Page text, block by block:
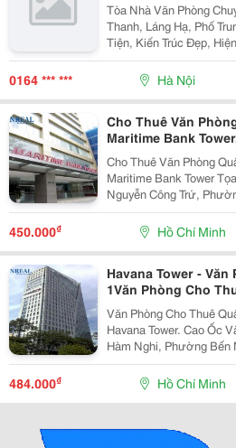
Tòa Nhà Văn Phòng
Thanh, Láng Hạ, Phố
Tiện, Kiến Trúc Đẹp,
Tầng, Trang Thiết Bị
Ngân Hàng Dưới Tầng
0164 *** *** Hà Nội
Cho Thuê Văn
Maritime Bank
Cho Thuê Văn Phòng
Maritime Bank Tower
Nguyễn Công Trứ,
Thành Phố Hồ Chí Minh.
Ốc Văn Phòng Hạng A
Theo Phong C
450.000₫ Hồ Chí Minh
Havana Tower -
1Văn Phòng Cho
Văn Phòng Cho Thuê
Havana Tower. Cao Ốc
Hàm Nghi, Phường Bến
Tòa Nhà Văn Phòng
22 Tầng Nổi Và 2 Tầng
15.000M2, C
484.000₫ Hồ Chí Minh